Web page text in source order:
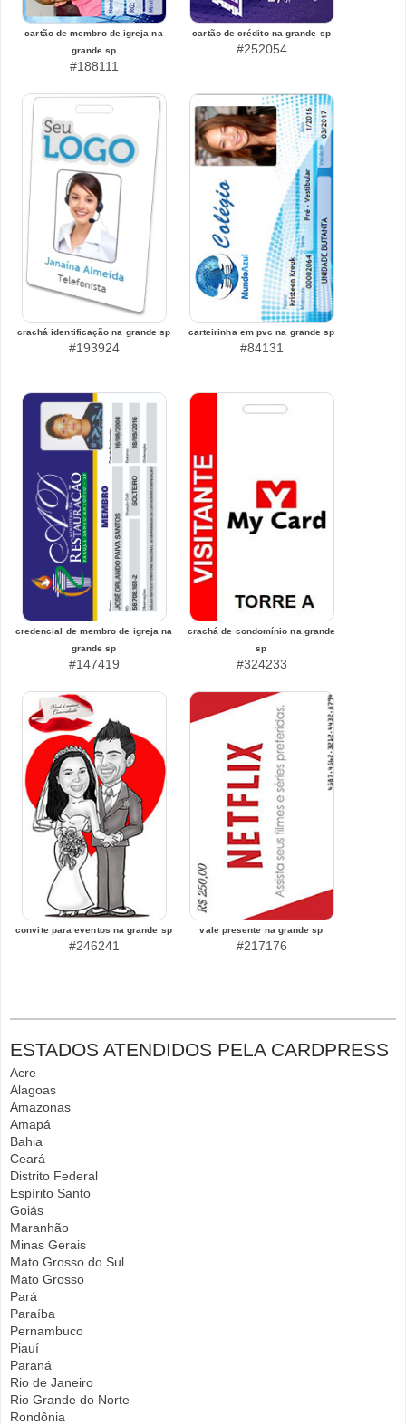
cartão de membro de igreja na
grande sp
#188111
cartão de crédito na grande sp
#252054
crachá identificação na grande sp
#193924
carteirinha em pvc na grande sp
#84131
credencial de membro de igreja na
grande sp
#147419
crachá de condomínio na grande
sp
#324233
convite para eventos na grande sp
#246241
vale presente na grande sp
#217176
ESTADOS ATENDIDOS PELA CARDPRESS
Acre
Alagoas
Amazonas
Amapá
Bahia
Ceará
Distrito Federal
Espírito Santo
Goiás
Maranhão
Minas Gerais
Mato Grosso do Sul
Mato Grosso
Pará
Paraíba
Pernambuco
Piauí
Paraná
Rio de Janeiro
Rio Grande do Norte
Rondônia